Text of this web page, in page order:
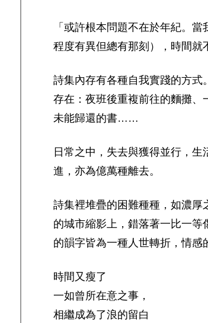
「或許根本問題不在於年紀。
程度有異但總有那刻），時間就
詩集內存有各種自我實踐的方式
存在：夜班後重複前往的麵攤
未能歸還的書……
日常之中，失去與獲得並行，
進，亦為億萬種離去。
詩集裡堆疊的困難種種，如濃厚
的城市縮影上，錯落著一比一
的韻字皆為一種人世轉折，情感
時間又瘦了
一如曾所在意之事，
相繼成為了浪的留白